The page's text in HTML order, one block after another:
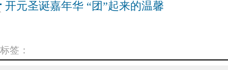
开元圣诞嘉年华 “团”起来的温馨
标签：